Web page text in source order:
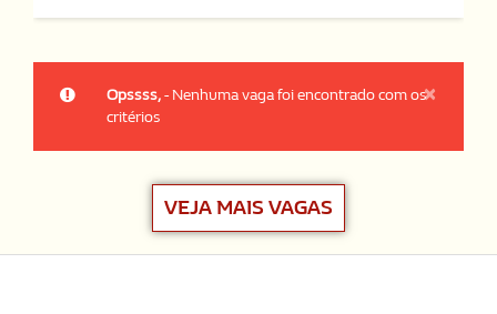
×
Opssss,- Nenhuma vaga foi encontrado com os
critérios
VEJA MAIS VAGAS